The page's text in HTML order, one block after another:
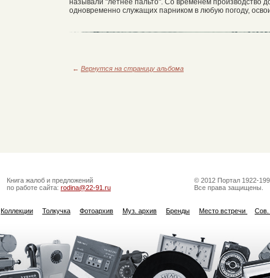
одновременно служащих парником в любую погоду,
← Вернутся на страницу альбома
Книга жалоб и предложений
по работе сайта: rodina@22-91.ru
© 2012 Портал 1922-
Все права защищены.
Коллекции Толкучка Фотоархив Муз. архив Бренды Место встречи Сов.